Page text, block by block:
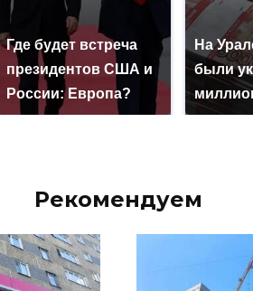
Где будет встреча
президентов США и
России: Европа?
На
были
Рекомендуем